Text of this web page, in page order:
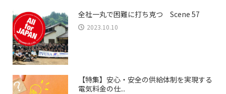
全社一丸で困難に打ち克つ Scene 57
2023.10.10
【特集】安心・安全の供給体制を実現する
電気料金の仕...